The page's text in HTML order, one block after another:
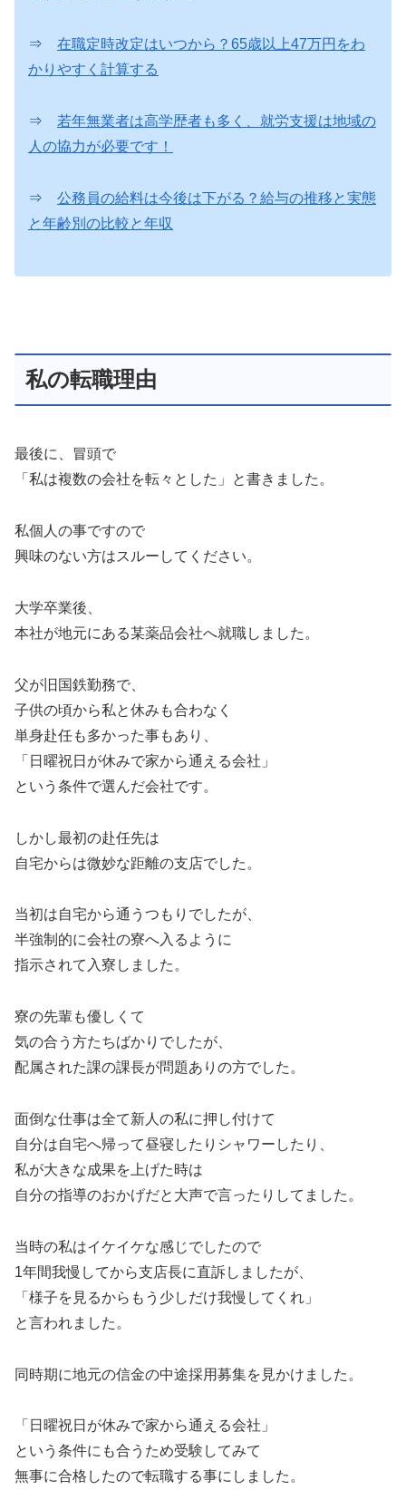
⇒ 在職定時改定はいつから？65歳以上47万円をわ
かりやすく計算する
⇒ 若年無業者は高学歴者も多く、就労支援は地域の
人の協力が必要です！
⇒ 公務員の給料は今後は下がる？給与の推移と実態
と年齢別の比較と年収
私の転職理由
最後に、冒頭で
「私は複数の会社を転々とした」と書きました。
私個人の事ですので
興味のない方はスルーしてください。
大学卒業後、
本社が地元にある某薬品会社へ就職しました。
父が旧国鉄勤務で、
子供の頃から私と休みも合わなく
単身赴任も多かった事もあり、
「日曜祝日が休みで家から通える会社」
という条件で選んだ会社です。
しかし最初の赴任先は
自宅からは微妙な距離の支店でした。
当初は自宅から通うつもりでしたが、
半強制的に会社の寮へ入るように
指示されて入寮しました。
寮の先輩も優しくて
気の合う方たちばかりでしたが、
配属された課の課長が問題ありの方でした。
面倒な仕事は全て新人の私に押し付けて
自分は自宅へ帰って昼寝したりシャワーしたり、
私が大きな成果を上げた時は
自分の指導のおかげだと大声で言ったりしてました。
当時の私はイケイケな感じでしたので
1年間我慢してから支店長に直訴しましたが、
「様子を見るからもう少しだけ我慢してくれ」
と言われました。
同時期に地元の信金の中途採用募集を見かけました。
「日曜祝日が休みで家から通える会社」
という条件にも合うため受験してみて
無事に合格したので転職する事にしました。